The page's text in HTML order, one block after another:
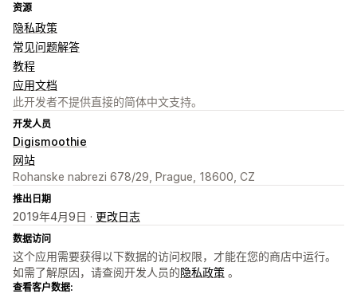
资源
隐私政策
常见问题解答
教程
应用文档
此开发者不提供直接的简体中文支持。
开发人员
Digismoothie
网站
Rohanske nabrezi 678/29, Prague, 18600, CZ
推出日期
2019年4月9日 · 更改日志
数据访问
这个应用需要获得以下数据的访问权限，才能在您的商店中运行。
如需了解原因，请查阅开发人员的隐私政策 。
查看客户数据: